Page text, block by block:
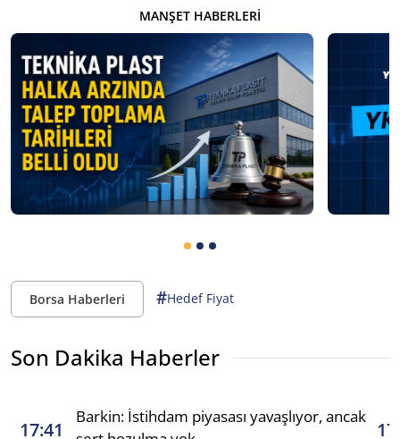
MANŞET HABERLERI
Borsa Haberleri #Hedef Fiyat
Son Dakika Haberler
17:41
Barkin: İstihdam piyasası yavaşlıyor, ancak